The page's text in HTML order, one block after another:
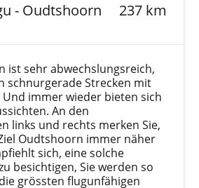
- Oudtshoorn 237 km
ist sehr abwechslungsreich,
schnurgerade Strecken mit
Und immer wieder bieten sich
An den
links und rechts merken Sie,
Oudtshoorn immer näher
sich, eine solche
besichtigen, Sie werden so
grössten flugunfähigen